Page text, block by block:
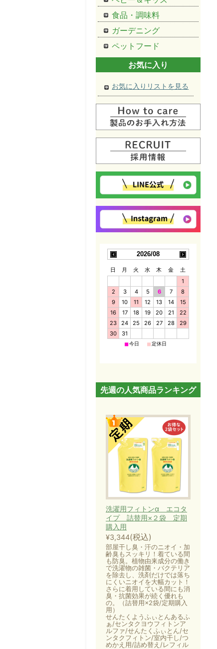
食品・調味料
ガーデニング
ペットフード
お気に入り
お気に入りリストを見る
2026/08
日 月 火 水 木 金
土
1
2
3 4 5 6 7
8
9
10 11 12 13 14
15
16
17 18 19 20 21
22
23
24 25 26 27 28
29
30
31
■今日 ■定休日
先週の人気商品ランキング
洗濯用フィトンα エコタ
イプ 詰替用×２袋 定期
購入用
¥3,344(税込)
部屋干し臭・汗のニオイ・加
齢臭もスッキリ！着ている間
も防臭。植物由来成分の働き
で洗濯物の雑菌・バクテリア
を除去し、洗剤だけでは落ち
にくいニオイを大幅カット！
さらに着用している間にも消
臭・抗菌効果が続く優れも
の。（詰替用×2袋/定期購入
用）
せんたくようふぃとんあるふ
ぁ/センタクヨウフィトンア
ルファ/せんたくふぃとん/セ
ンタクフィトン/室内干し/つ
めかえ用/詰め替え/レフィル